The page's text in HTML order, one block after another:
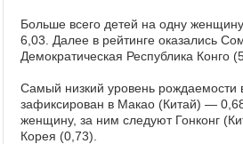
Больше всего детей на одну
6,03. Далее в рейтинге оказались
Демократическая Республика Конго
Самый низкий уровень рождаемости
зафиксирован в Макао (Китай) —
женщину, за ним следуют Гонконг
Корея (0,73).